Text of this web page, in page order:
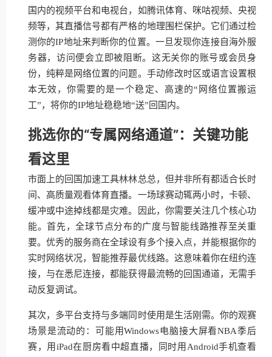
国内的视频平台和电视台，如腾讯体育、咪咕视频、央视
频等，其直播信号都有严格的地理围栏保护。它们通过检
测你的IP地址来判断你的位置。一旦发现你连接自海外服
务器，访问便会立即被阻断。这无关你的账号或会员身
份，纯粹是网络位置的问题。手动修改时区或语言设置根
本无效，你需要的是一个稳定、高速的“网络位置搬运
工”，将你的IP地址稳稳地“送”回国内。
挑选你的“专属网络通道”：关键功能
看这里
市面上的回国加速工具林林总总，但并非所有都适合长时
间、高质量观看体育直播。一场球赛动辄两小时，卡顿、
缓冲或中途掉线都是灾难。因此，你需要关注几个核心功
能。首先，全球节点分布的广度与智能线路推荐至关重
要。优秀的服务商在全球设有多个接入点，并能根据你的
实时网络状况，智能推荐最优线路。这意味着你在纽约连
接，与在悉尼连接，都能获得最流畅的回国通道，无需手
动反复调试。
其次，多平台支持与多端同时使用是生活刚需。你的观赛
场景是流动的：可能用Windows电脑接大屏看NBA季后
赛，用iPad在厨房看中超直播，同时用Android手机查看